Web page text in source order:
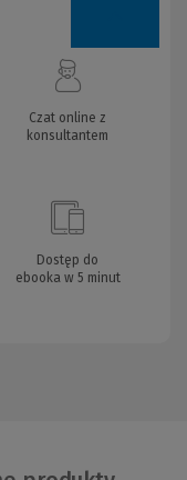
Czat online z
konsultantem
Dostęp do
ebooka w 5 minut